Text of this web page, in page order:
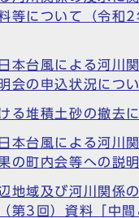
等について（令和
本台風による河川
会の申込状況につ
る堆積土砂の撤去
本台風による河川
の町内会等への説
地域及び河川関係
第3回）資料「中間